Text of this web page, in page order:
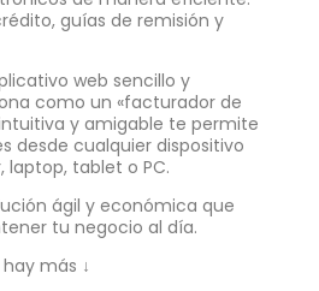
guías de remisión y
web sencillo y
como un «facturador de
y amigable te permite
desde cualquier dispositivo
tablet o PC.
ágil y económica que
tu negocio al día.
más ↓